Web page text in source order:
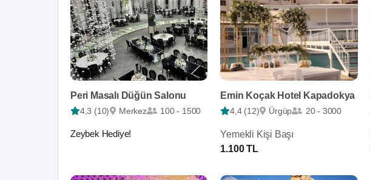
Peri Masalı Düğün Salonu
4,3 (10) Merkez 100 - 1500
Zeybek Hediye!
Emin Koçak Hotel Kapadokya
4,4 (12) Ürgüp 20 - 3000
Yemekli Kişi Başı
1.100 TL